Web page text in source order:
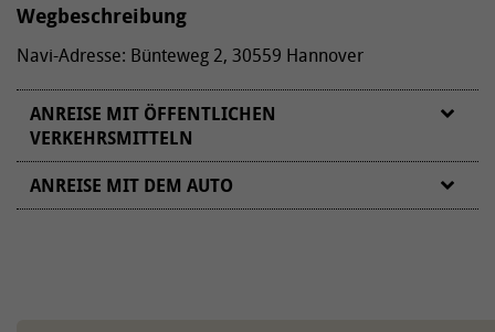
Wegbeschreibung
Navi-Adresse: Bünteweg 2, 30559 Hannover
ANREISE MIT ÖFFENTLICHEN
VERKEHRSMITTELN
ANREISE MIT DEM AUTO